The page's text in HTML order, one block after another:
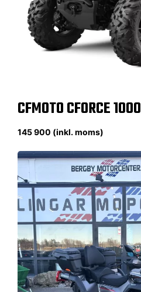
CFMOTO CFORCE
145 900 (inkl. moms)